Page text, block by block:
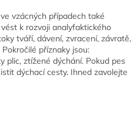
vzácných případech také
k rozvoji analyfaktického
tváří, dávení, zvracení, závratě,
příznaky jsou:
plic, ztížené dýchání. Pokud pes
dýchací cesty. Ihned zavolejte